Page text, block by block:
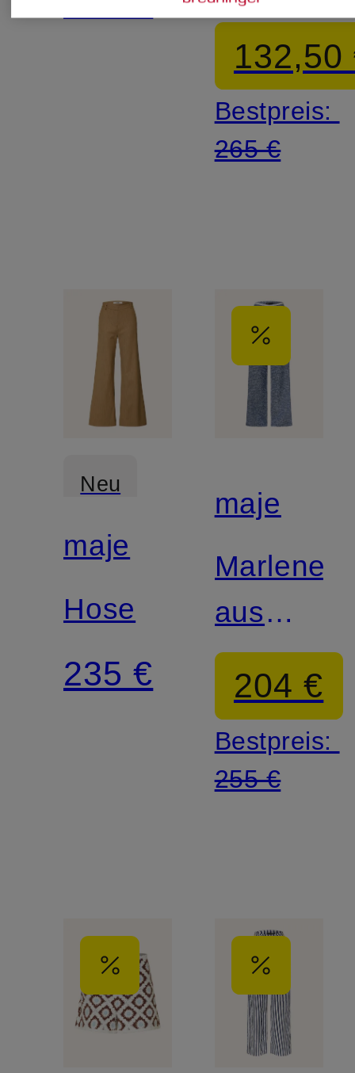
Tweed
132,50
Bestpreis:
265 €
Neu
maje
Hose
235 €
maje
aus
Bouclé
204 €
Bestpreis:
255 €